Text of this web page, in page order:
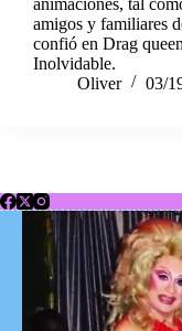
amigos y familiares
confió en Drag
Inolvidable.
Oliver
03/